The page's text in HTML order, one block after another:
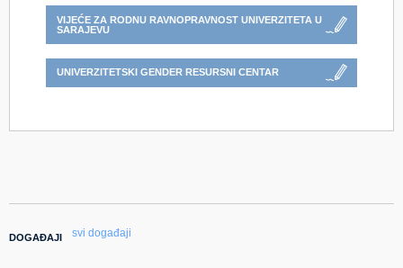
VIJEĆE ZA RODNU RAVNOPRAVNOST UNIVERZITETA U
SARAJEVU
UNIVERZITETSKI GENDER RESURSNI CENTAR
DOGAĐAJI svi događaji